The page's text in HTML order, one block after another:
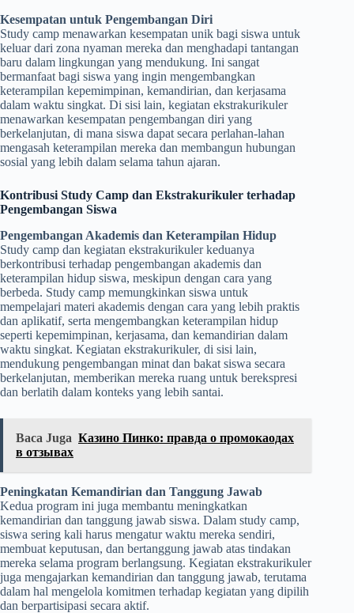
Kesempatan untuk Pengembangan Diri
Study camp menawarkan kesempatan unik bagi siswa untuk
keluar dari zona nyaman mereka dan menghadapi tantangan
baru dalam lingkungan yang mendukung. Ini sangat
bermanfaat bagi siswa yang ingin mengembangkan
keterampilan kepemimpinan, kemandirian, dan kerjasama
dalam waktu singkat. Di sisi lain, kegiatan ekstrakurikuler
menawarkan kesempatan pengembangan diri yang
berkelanjutan, di mana siswa dapat secara perlahan-lahan
mengasah keterampilan mereka dan membangun hubungan
sosial yang lebih dalam selama tahun ajaran.
Kontribusi Study Camp dan Ekstrakurikuler terhadap
Pengembangan Siswa
Pengembangan Akademis dan Keterampilan Hidup
Study camp dan kegiatan ekstrakurikuler keduanya
berkontribusi terhadap pengembangan akademis dan
keterampilan hidup siswa, meskipun dengan cara yang
berbeda. Study camp memungkinkan siswa untuk
mempelajari materi akademis dengan cara yang lebih praktis
dan aplikatif, serta mengembangkan keterampilan hidup
seperti kepemimpinan, kerjasama, dan kemandirian dalam
waktu singkat. Kegiatan ekstrakurikuler, di sisi lain,
mendukung pengembangan minat dan bakat siswa secara
berkelanjutan, memberikan mereka ruang untuk berekspresi
dan berlatih dalam konteks yang lebih santai.
Baca Juga Казино Пинко: правда о промокаодах
в отзывах
Peningkatan Kemandirian dan Tanggung Jawab
Kedua program ini juga membantu meningkatkan
kemandirian dan tanggung jawab siswa. Dalam study camp,
siswa sering kali harus mengatur waktu mereka sendiri,
membuat keputusan, dan bertanggung jawab atas tindakan
mereka selama program berlangsung. Kegiatan ekstrakurikuler
juga mengajarkan kemandirian dan tanggung jawab, terutama
dalam hal mengelola komitmen terhadap kegiatan yang dipilih
dan berpartisipasi secara aktif.